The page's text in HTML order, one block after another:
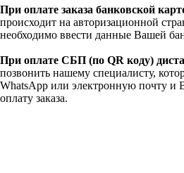
При оплате заказа банковской
происходит на авторизационной
необходимо ввести данные Вашей
При оплате СБП (по QR коду)
позвонить нашему специалисту,
WhatsApp или электронную почту и
оплату заказа.